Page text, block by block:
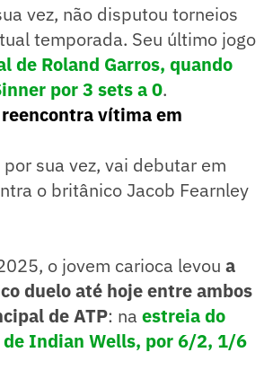
vez, não disputou torneios
temporada. Seu último jogo
de Roland Garros, quando
por 3 sets a 0.
reencontra vítima em
sua vez, vai debutar em
o britânico Jacob Fearnley
o jovem carioca levou a
duelo até hoje entre ambos
de ATP: na estreia do
de Indian Wells, por 6/2, 1/6